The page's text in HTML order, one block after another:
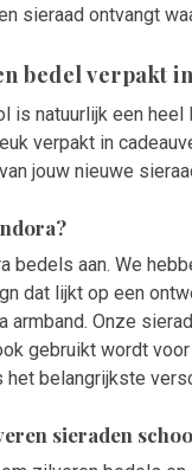
sieraad ontvangt
bedel verpakt
is natuurlijk een
verpakt in
jouw nieuwe
bedels aan. We
dat lijkt op een
armband. Onze
gebruikt wordt
belangrijkste
sieraden